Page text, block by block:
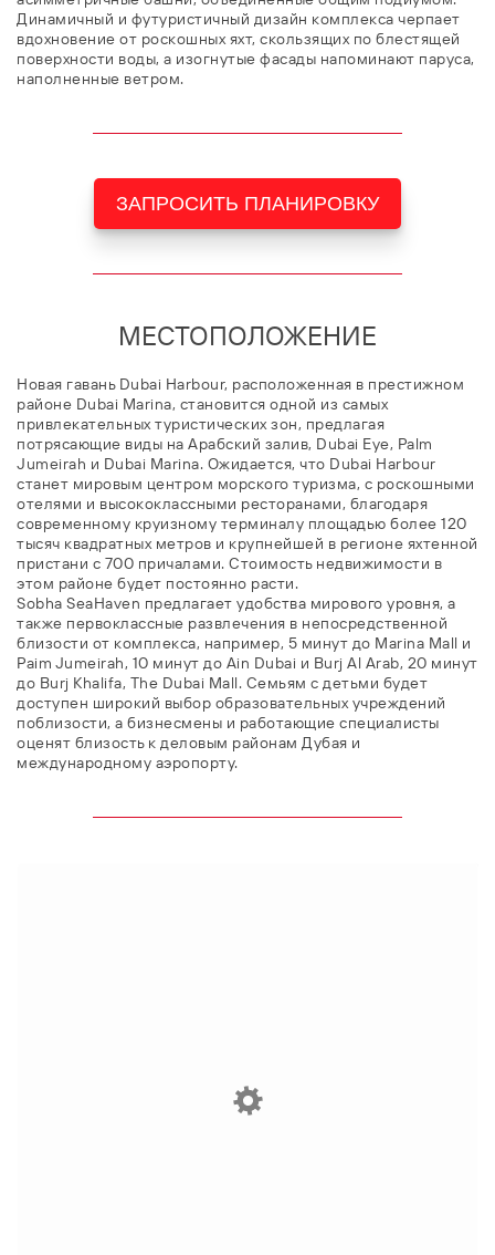
Динамичный и футуристичный дизайн комплекса черпает
вдохновение от роскошных яхт, скользящих по блестящей
поверхности воды, а изогнутые фасады напоминают паруса,
наполненные ветром.
ЗАПРОСИТЬ ПЛАНИРОВКУ
МЕСТОПОЛОЖЕНИЕ
Новая гавань Dubai Harbour, расположенная в престижном
районе Dubai Marina, становится одной из самых
привлекательных туристических зон, предлагая
потрясающие виды на Арабский залив, Dubai Eye, Palm
Jumeirah и Dubai Marina. Ожидается, что Dubai Harbour
станет мировым центром морского туризма, с роскошными
отелями и высококлассными ресторанами, благодаря
современному круизному терминалу площадью более 120
тысяч квадратных метров и крупнейшей в регионе яхтенной
пристани с 700 причалами. Стоимость недвижимости в
этом районе будет постоянно расти.
Sobha SeaHaven предлагает удобства мирового уровня, а
также первоклассные развлечения в непосредственной
близости от комплекса, например, 5 минут до Marina Mall и
Paim Jumeirah, 10 минут до Ain Dubai и Burj Al Arab, 20 минут
до Burj Khalifa, The Dubai Mall. Семьям с детьми будет
доступен широкий выбор образовательных учреждений
поблизости, а бизнесмены и работающие специалисты
оценят близость к деловым районам Дубая и
международному аэропорту.